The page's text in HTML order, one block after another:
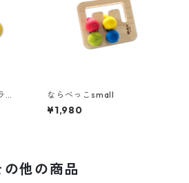
ならべっこsmall
¥1,980
の他の商品